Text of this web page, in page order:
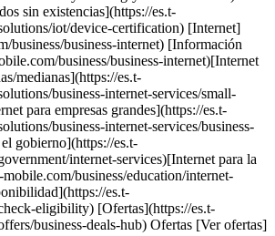
sin existencias](https://es.t-
iot/device-certification) [Internet]
business/business-internet) [Información
business/business-internet)[Internet
medianas](https://es.t-
business-internet-services/small-
para empresas grandes](https://es.t-
business-internet-services/business-
gobierno](https://es.t-
internet-services)[Internet para la
business/education/internet-
es.t-
eligibility) [Ofertas](https://es.t-
business-deals-hub) Ofertas [Ver ofertas]